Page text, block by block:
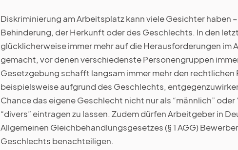
Diskriminierung am Arbeitsplatz kann viele Gesichter haben
Behinderung, der Herkunft oder des Geschlechts. In den
glücklicherweise immer mehr auf die Herausforderungen im
gemacht, vor denen verschiedenste Personengruppen
Gesetzgebung schafft langsam immer mehr den rechtlichen
beispielsweise aufgrund des Geschlechts,
Chance das eigene Geschlecht nicht nur als “männlich”
“divers” eintragen zu lassen. Zudem dürfen Arbeitgeber in
Allgemeinen Gleichbehandlungsgesetzes (§ 1 AGG)
Geschlechts benachteiligen.